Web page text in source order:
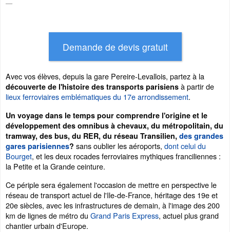
Avec vos élèves, depuis la gare Pereire-Levallois, partez à la
découverte de l'histoire des transports parisiens à partir de
lieux ferroviaires emblématiques du 17e arrondissement.
Un voyage dans le temps pour comprendre l'origine et le
développement des omnibus à chevaux, du métropolitain, du
tramway, des bus, du RER, du réseau Transilien, des grandes
gares parisiennes? sans oublier les aéroports, dont celui du
Bourget, et les deux rocades ferroviaires mythiques franciliennes :
la Petite et la Grande ceinture.
Ce périple sera également l'occasion de mettre en perspective le
réseau de transport actuel de l'Ile-de-France, héritage des 19e et
20e siècles, avec les infrastructures de demain, à l'image des 200
km de lignes de métro du Grand Paris Express, actuel plus grand
chantier urbain d'Europe.